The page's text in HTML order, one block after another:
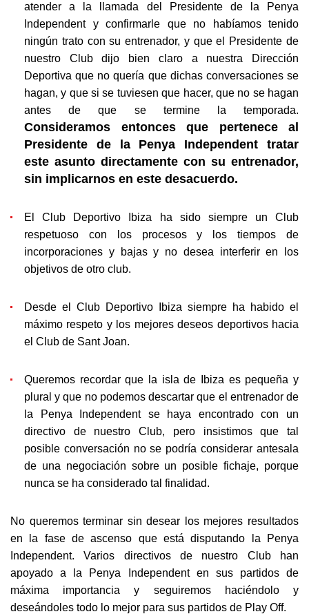
atender a la llamada del Presidente de la Penya
Independent y confirmarle que no habíamos tenido
ningún trato con su entrenador, y que el Presidente de
nuestro Club dijo bien claro a nuestra Dirección
Deportiva que no quería que dichas conversaciones se
hagan, y que si se tuviesen que hacer, que no se hagan
antes de que se termine la temporada.
Consideramos entonces que pertenece al
Presidente de la Penya Independent tratar
este asunto directamente con su entrenador,
sin implicarnos en este desacuerdo.
El Club Deportivo Ibiza ha sido siempre un Club
respetuoso con los procesos y los tiempos de
incorporaciones y bajas y no desea interferir en los
objetivos de otro club.
Desde el Club Deportivo Ibiza siempre ha habido el
máximo respeto y los mejores deseos deportivos hacia
el Club de Sant Joan.
Queremos recordar que la isla de Ibiza es pequeña y
plural y que no podemos descartar que el entrenador de
la Penya Independent se haya encontrado con un
directivo de nuestro Club, pero insistimos que tal
posible conversación no se podría considerar antesala
de una negociación sobre un posible fichaje, porque
nunca se ha considerado tal finalidad.
No queremos terminar sin desear los mejores resultados
en la fase de ascenso que está disputando la Penya
Independent. Varios directivos de nuestro Club han
apoyado a la Penya Independent en sus partidos de
máxima importancia y seguiremos haciéndolo y
deseándoles todo lo mejor para sus partidos de Play Off.